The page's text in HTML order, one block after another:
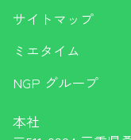
サイトマップ
ミエタイム
NGP グループ
本社